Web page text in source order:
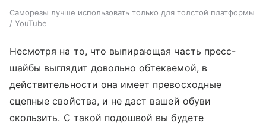
Саморезы лучше использовать только для толстой платформы
/ YouTube
Несмотря на то, что выпирающая часть пресс-
шайбы выглядит довольно обтекаемой, в
действительности она имеет превосходные
сцепные свойства, и не даст вашей обуви
скользить. С такой подошвой вы будете